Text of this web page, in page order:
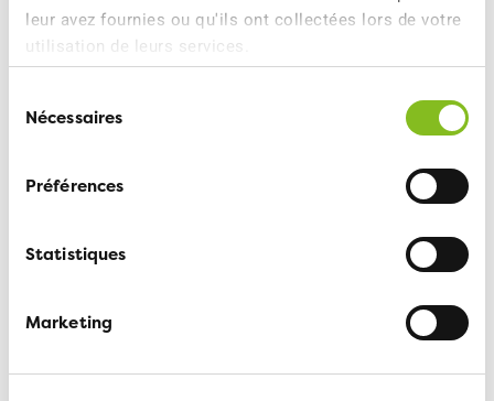
leur avez fournies ou qu'ils ont collectées lors de votre
utilisation de leurs services.
Nécessaires
Préférences
Statistiques
Marketing
Pour tout complément
Ruedi Blumer, VCS-Präsident, 079 465 43 07
medias@ate.ch